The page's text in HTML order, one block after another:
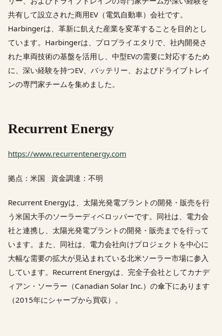
共有して設立された商用EV（電気自動車）会社です。
Harbingerは、革新に飢えた産業を変革することを目的とし
ています。Harbingerは、プロプライエタリで、社内開発さ
れた車両技術の基盤を活用し、中型EVの需要に対応するため
に、深い経験を持つEV、バッテリー、およびドライブトレイ
ンの専門家チームを集めました。
Recurrent Energy
https://www.recurrentenergy.com
拠点：米国 資金調達：不明
Recurrent Energyは、太陽光発電プラントの開発・販売を行
う米国大手のソーラーディベロッパーです。同社は、電力会
社と連携し、太陽光発電プラントの開発・販売までを行って
います。また、同社は、電力会社向けプロジェクトを中心に
大幅な需要の拡大が見込まれている北米ソーラー市場に参入
しています。Recurrent Energyは、完全子会社としてカナデ
ィアン・ソーラー（Canadian Solar Inc.）の傘下にあります
（2015年にシャープから買収）。